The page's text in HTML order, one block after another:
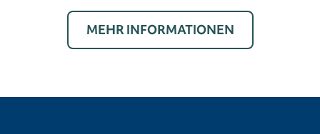
MEHR INFORMATIONEN